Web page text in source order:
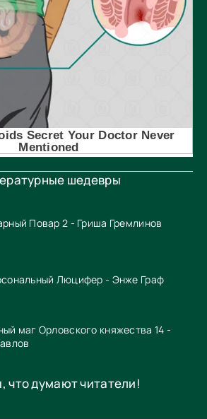
шедевры
Повар 2 - Гриша Гремлинов
Люцифер - Энже Граф
маг Орловского княжества 14 -
что думают читатели!